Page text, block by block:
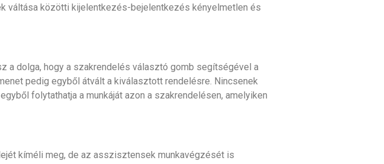
váltása közötti kijelentkezés-bejelentkezés kényelmetlen és
a dolga, hogy a szakrendelés választó gomb segítségével a
pedig egyből átvált a kiválasztott rendelésre. Nincsenek
folytathatja a munkáját azon a szakrendelésen, amelyiken
kíméli meg, de az asszisztensek munkavégzését is